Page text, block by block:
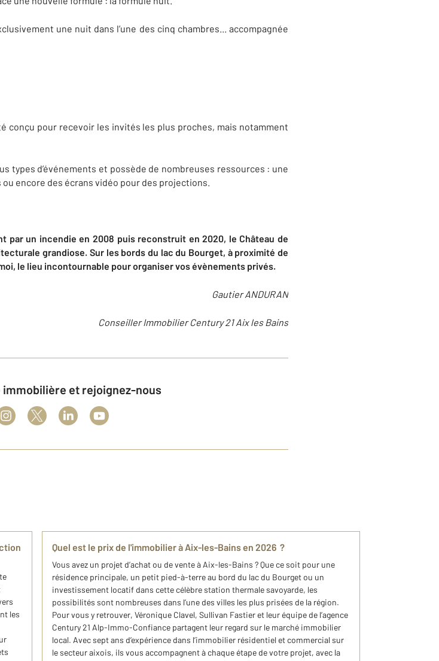
une nuit dans l’une des cinq chambres... accompagnée
conçu pour recevoir les invités les plus proches, mais notamment
types d’événements et possède de nombreuses ressources : une
encore des écrans vidéo pour des projections.
un incendie en 2008 puis reconstruit en 2020, le Château de
grandiose. Sur les bords du lac du Bourget, à proximité de
le lieu incontournable pour organiser vos évènements privés.
Gautier ANDURAN
Conseiller Immobilier Century 21 Aix les Bains
immobilière et rejoignez-nous
les
Quel est le prix de l'immobilier à Aix-les-Bains en 2026 ?
Vous avez un projet d’achat ou de vente à Aix-les-Bains ? Que ce soit pour une
résidence principale, un petit pied-à-terre au bord du lac du Bourget ou un
investissement locatif dans cette célèbre station thermale savoyarde, les
possibilités sont nombreuses dans l’une des villes les plus prisées de la région.
Pour vous y retrouver, Véronique Clavel, Sullivan Fastier et leur équipe de l’agence
Century 21 Alp-Immo-Confiance partagent leur regard sur le marché immobilier
local. Avec sept ans d’expérience dans l’immobilier résidentiel et commercial sur
le secteur aixois, ils vous accompagnent à chaque étape de votre projet, avec la